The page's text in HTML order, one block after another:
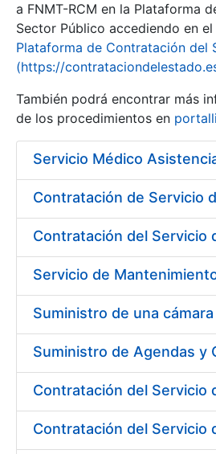
a FNMT-RCM en la Plataforma
Sector Público accediendo en
Plataforma de Contratación del
(https://
También podrá encontrar más
de los procedimientos en
Suministro de una